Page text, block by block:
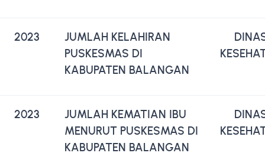
2023
JUMLAH KELAHIRAN
PUSKESMAS DI
KABUPATEN BALANGAN
2023
JUMLAH KEMATIAN IBU
MENURUT PUSKESMAS DI
KABUPATEN BALANGAN